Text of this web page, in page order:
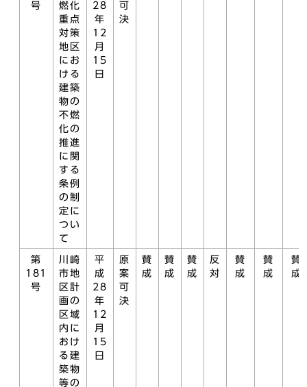
号
燃化
重点
対策
地区
にお
ける
建築
物の
不燃
化の
推進
に関
する
条例
の制
定に
つい
て
28
年
12
月
15
日
可
決
第
181
号
川崎
市地
区計
画の
区域
内に
おけ
る建
築物
等の
平
成
28
年
12
月
15
日
原
案
可
決
賛
成
賛
成
賛
成
反
対
賛
成
賛
成
賛
成